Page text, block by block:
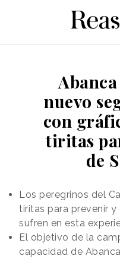
nuevo
con
tiritas
de
Los peregrinos del
tiritas para prevenir
sufren en esta
El objetivo de la
capacidad de